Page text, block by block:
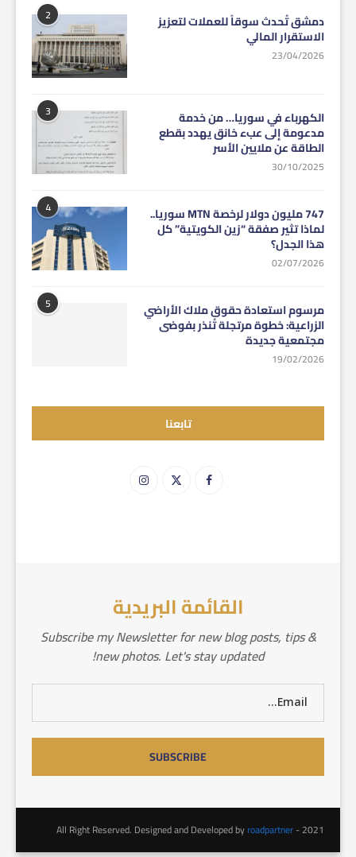
2 دمشق تُحدث سوقاً للعملات لتعزيز
الاستقرار المالي
23/04/2026
3 الكهرباء في سوريا… من خدمة
مدعومة إلى عبء خانق يهدد بقطع
الطاقة عن ملايين الأسر
30/10/2025
4 747 مليون دولار لرخصة MTN سوريا..
لماذا تثير صفقة “زين الكويتية” كل
هذا الجدل؟
02/07/2026
5 مرسوم استعادة حقوق ملاك الأراضي
الزراعية: خطوة مرتجلة تُنذر بفوضى
مجتمعية جديدة
19/02/2026
تابعنا
القائمة البريدية
Subscribe my Newsletter for new blog posts, tips &
new photos. Let's stay updated!
2021 - All Right Reserved. Designed and Developed by
roadpartner